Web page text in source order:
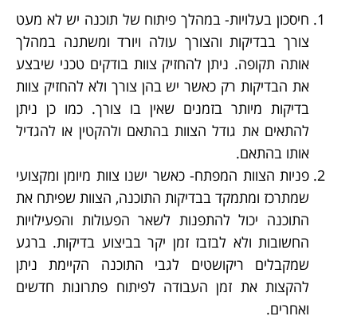
חיסכון בעלויות- במהלך פיתוח של תוכנה יש לא מעט
צורך בבדיקות והצורך עולה ויורד ומשתנה במהלך
אותה תקופה. ניתן להחזיק צוות בודקים טכני שיבצע
את הבדיקות רק כאשר יש בהן צורך ולא להחזיק צוות
בדיקות מיותר בזמנים שאין בו צורך. כמו כן ניתן
להתאים את גודל הצוות בהתאם ולהקטין או להגדיל
אותו בהתאם.
פניות הצוות המפתח- כאשר ישנו צוות מיומן ומקצועי
שמתרכז ומתמקד בבדיקות התוכנה, הצוות שפיתח את
התוכנה יכול להתפנות לשאר הפעולות והפעילויות
החשובות ולא לבזבז זמן יקר בביצוע בדיקות. ברגע
שמקבלים ריקושטים לגבי התוכנה הקיימת ניתן
להקצות את זמן העבודה לפיתוח פתרונות חדשים
ואחרים.